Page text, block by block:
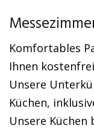
Komfortables
Ihnen
Unsere
Küchen,
Unsere